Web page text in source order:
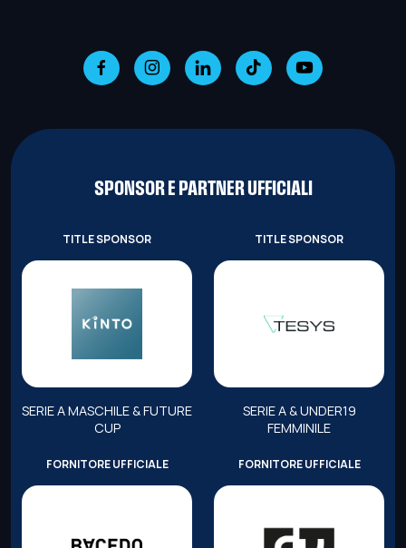
SPONSOR E PARTNER UFFICIALI
TITLE SPONSOR
SERIE A MASCHILE & FUTURE
CUP
TITLE SPONSOR
SERIE A & UNDER19
FEMMINILE
FORNITORE UFFICIALE FORNITORE UFFICIALE